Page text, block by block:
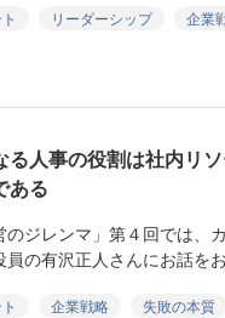
リーダーシップ 企業
る人事の役割は社内リ
ある
ジレンマ」第４回では、
員の有沢正人さんにお話
企業戦略 失敗の本質